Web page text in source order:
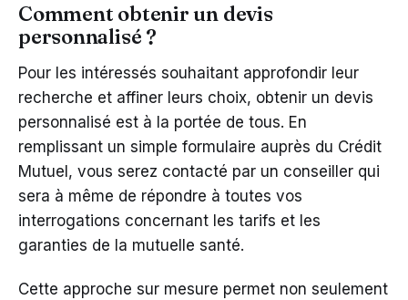
Comment obtenir un devis
personnalisé ?
Pour les intéressés souhaitant approfondir leur
recherche et affiner leurs choix, obtenir un devis
personnalisé est à la portée de tous. En
remplissant un simple formulaire auprès du Crédit
Mutuel, vous serez contacté par un conseiller qui
sera à même de répondre à toutes vos
interrogations concernant les tarifs et les
garanties de la mutuelle santé.
Cette approche sur mesure permet non seulement